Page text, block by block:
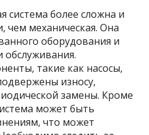
система более сложна и
чем механическая. Она
оборудования и
такие как насосы,
износу,
замены. Кроме
может быть
что может